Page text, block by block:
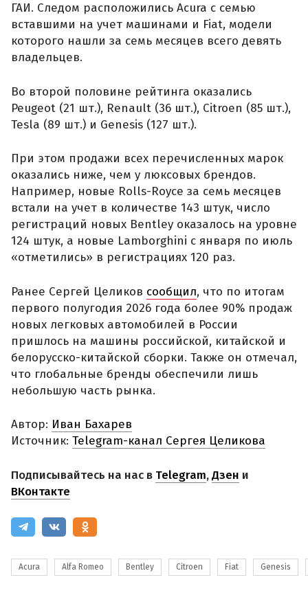
ГАИ. Следом расположились Acura с семью
вставшими на учет машинами и Fiat, модели
которого нашли за семь месяцев всего девять
владельцев.
Во второй половине рейтинга оказались
Peugeot (21 шт.), Renault (36 шт.), Citroen (85 шт.),
Tesla (89 шт.) и Genesis (127 шт.).
При этом продажи всех перечисленных марок
оказались ниже, чем у люксовых брендов.
Например, новые Rolls-Royce за семь месяцев
встали на учет в количестве 143 штук, число
регистраций новых Bentley оказалось на уровне
124 штук, а новые Lamborghini с января по июль
«отметились» в регистрациях 120 раз.
Ранее Сергей Целиков сообщил, что по итогам
первого полугодия 2026 года более 90% продаж
новых легковых автомобилей в России
пришлось на машины российской, китайской и
белорусско-китайской сборки. Также он отмечал,
что глобальные бренды обеспечили лишь
небольшую часть рынка.
Автор: Иван Бахарев
Источник: Telegram-канал Сергея Целикова
Подписывайтесь на нас в Telegram,Дзен и
ВКонтакте
Acura Alfa Romeo Bentley Citroen Fiat Genesis